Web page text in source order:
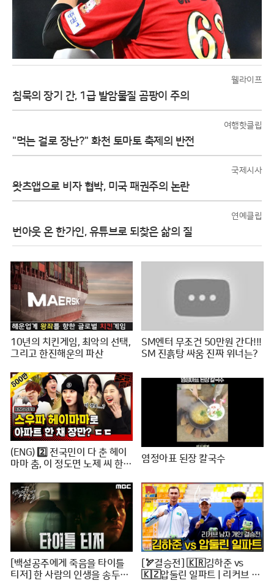
웰라이프
침묵의 장기 간, 1급 발암물질 곰팡이 주의
여행핫클립
"먹는 걸로 장난?" 화천 토마토 축제의 반전
국제시사
왓츠앱으로 비자 협박, 미국 패권주의 논란
연예클립
번아웃 온 한가인, 유튜브로 되찾은 삶의 질
10년의 치킨게임, 최악의 선택,
그리고 한진해운의 파산
SM엔터 무조건 50만원 간다!!!
SM 진흙탕 싸움 진짜 위너는?
(ENG) 2️⃣ 전국민이 다 춘 헤이
마마 춤, 이 정도면 노제 씨 한강
지? (순수한 궁금증) / [문명특
급 EP.222-2]
염정아표 된장 칼국수
[백설공주에게 죽음을 타이틀
티저] 한 사람의 인생을 송두리
[🏹결승전] 🇰🇷김하준 vs
🇰🇿압둘린 일파트 | 리커브 남